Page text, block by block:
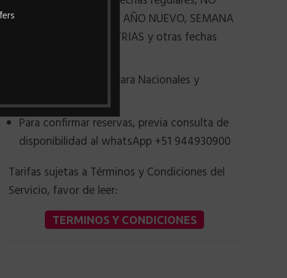
aplican para feriados AÑO NUEVO, SEMANA
SANTA, FIESTAS PATRIAS y otras fechas
Los precios aplican para Nacionales y
Para confirmar reservas, previa consulta de
disponibilidad al whatsApp +51 944930900
Tarifas sujetas a Términos y Condiciones del
Servicio, favor de leer:
TERMINOS Y CONDICIONES